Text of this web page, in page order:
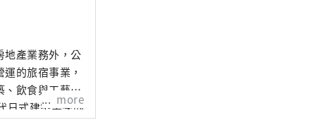
地產業務外，公
的旅宿事業，
、飲食與工藝等
more